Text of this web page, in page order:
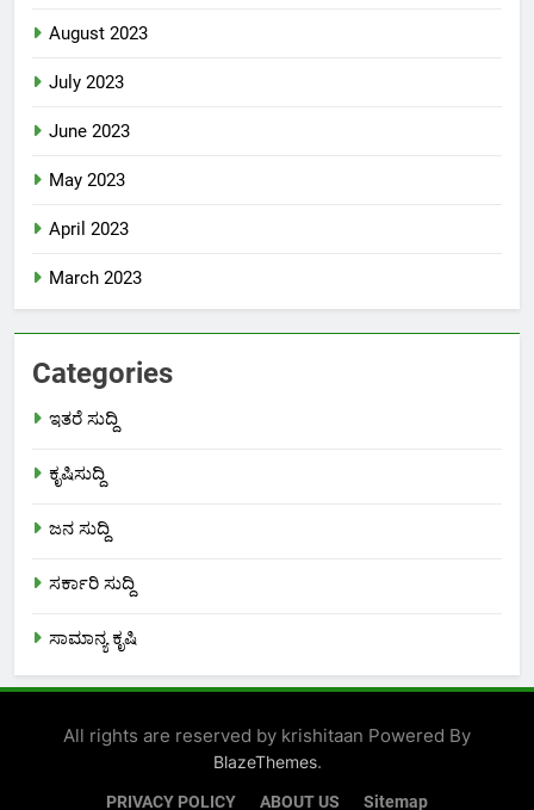
August 2023
July 2023
June 2023
May 2023
April 2023
March 2023
Categories
ಇತರೆ ಸುದ್ದಿ
ಕೃಷಿಸುದ್ದಿ
ಜನ ಸುದ್ದಿ
ಸರ್ಕಾರಿ ಸುದ್ದಿ
ಸಾಮಾನ್ಯ ಕೃಷಿ
All rights are reserved by krishitaan Powered By
BlazeThemes.
PRIVACY POLICY ABOUT US Sitemap